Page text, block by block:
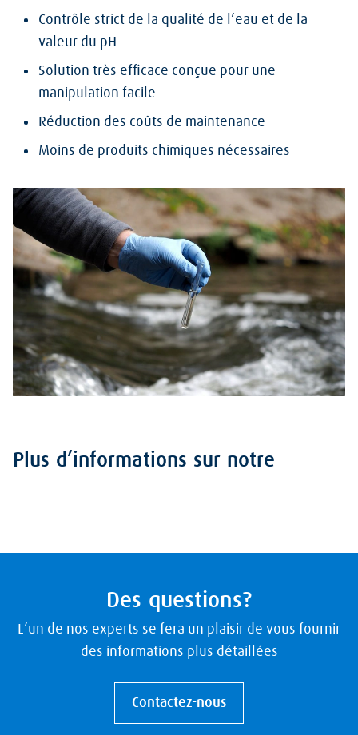
Contrôle strict de la qualité de l’eau et de la
valeur du pH
Solution très efficace conçue pour une
manipulation facile
Réduction des coûts de maintenance
Moins de produits chimiques nécessaires
Plus d’informations sur notre
Des questions?
L’un de nos experts se fera un plaisir de vous fournir
des informations plus détaillées
Contactez-nous